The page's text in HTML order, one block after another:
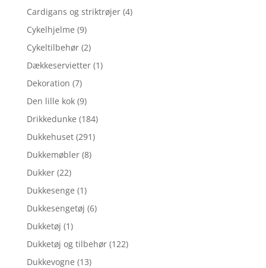
Cardigans og striktrøjer (4)
Cykelhjelme (9)
Cykeltilbehør (2)
Dækkeservietter (1)
Dekoration (7)
Den lille kok (9)
Drikkedunke (184)
Dukkehuset (291)
Dukkemøbler (8)
Dukker (22)
Dukkesenge (1)
Dukkesengetøj (6)
Dukketøj (1)
Dukketøj og tilbehør (122)
Dukkevogne (13)